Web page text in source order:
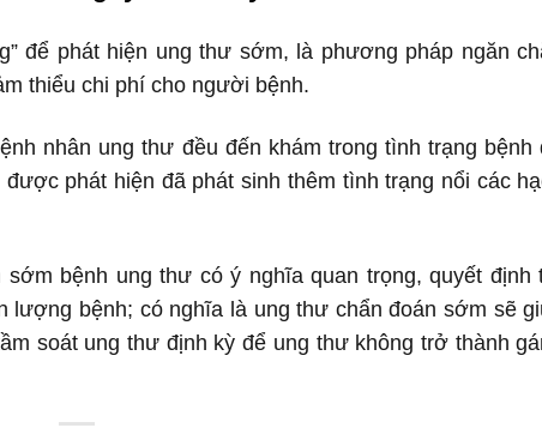
để phát hiện ung thư sớm, là phương pháp ngăn
thiểu chi phí cho người bệnh.
nhân ung thư đều đến khám trong tình trạng bệnh
phát hiện đã phát sinh thêm tình trạng nổi các
bệnh ung thư có ý nghĩa quan trọng, quyết định
lượng bệnh; có nghĩa là ung thư chẩn đoán sớm sẽ
soát ung thư định kỳ để ung thư không trở thành